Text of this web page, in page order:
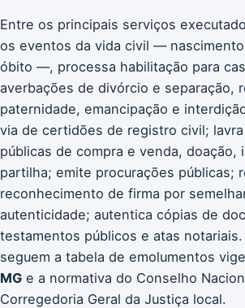
Entre os principais serviços
os eventos da vida civil —
óbito —, processa habilitação para
averbações de divórcio e separação,
paternidade, emancipação e
via de certidões de registro civil;
públicas de compra e venda, doação,
partilha; emite procurações públicas;
reconhecimento de firma por
autenticidade; autentica cópias de
testamentos públicos e atas
seguem a tabela de emolumentos
MG e a normativa do Conselho
Corregedoria Geral da Justiça local.